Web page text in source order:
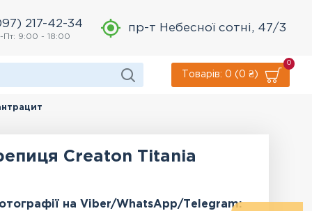
217-42-34
Пт: 9:00 - 18:00
пр-т Небесної сотні, 47/3
Товарів: 0 (0 ₴)
0
Creaton Titania
на Viber/WhatsApp/Тelegram: